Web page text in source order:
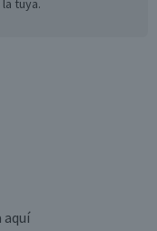
tuya.
aquí